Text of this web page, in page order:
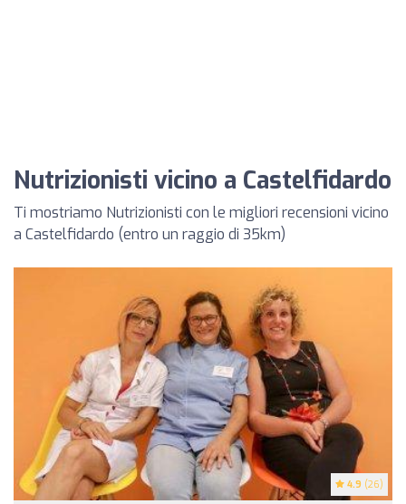
Nutrizionisti vicino a Castelfidardo
Ti mostriamo Nutrizionisti con le migliori recensioni vicino
a Castelfidardo (entro un raggio di 35km)
4.9 (26)